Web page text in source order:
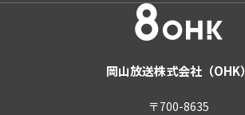
岡山放送株式会社（OHK）
〒700-8635
電子公告（決算公告）
OHKエンタープライズ